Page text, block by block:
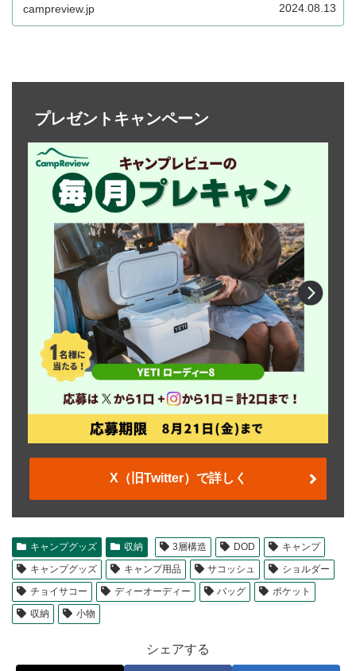
強い撥水加工が施されています。詳細をレビューします。
campreview.jp 2024.08.13
プレゼントキャンペーン
X（旧Twitter）で詳しく
キャンプグッズ 収納 3層構造 DOD
キャンプ
キャンプグッズ
キャンプ用品 サコッシュ
ショルダー
チョイサコー
ディーオーディー バッグ
ポケット
収納
小物
シェアする